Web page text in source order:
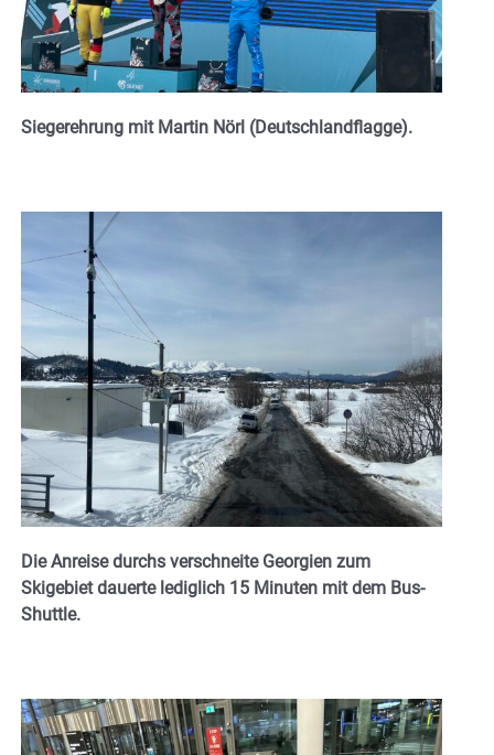
Siegerehrung mit Martin Nörl (Deutschlandflagge).
Die Anreise durchs verschneite Georgien zum
Skigebiet dauerte lediglich 15 Minuten mit dem Bus-
Shuttle.